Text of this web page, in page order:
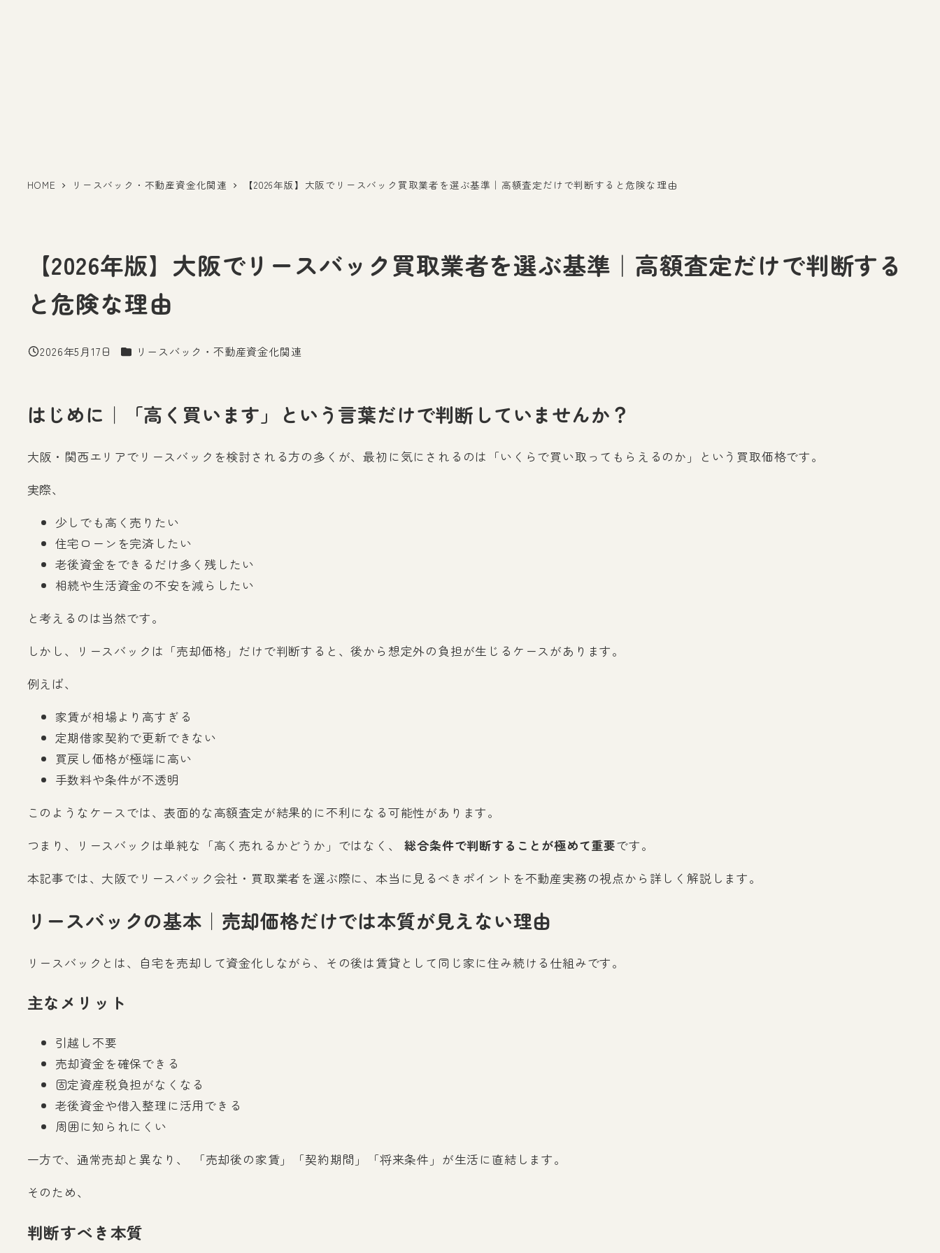
HOME リースバック・不動産資金化関連 【2026年版】大阪でリースバック買取業者を選ぶ基準｜高額査定だけで判断すると危険な理由
【2026年版】大阪でリースバック買取業者を選ぶ基準｜高額査定だけで判断する
と危険な理由
投稿日
2026年5月17日 カテゴリー
リースバック・不動産資金化関連
はじめに｜「高く買います」という言葉だけで判断していませんか？
大阪・関西エリアでリースバックを検討される方の多くが、最初に気にされるのは「いくらで買い取ってもらえるのか」という買取価格です。
実際、
少しでも高く売りたい
住宅ローンを完済したい
老後資金をできるだけ多く残したい
相続や生活資金の不安を減らしたい
と考えるのは当然です。
しかし、リースバックは「売却価格」だけで判断すると、後から想定外の負担が生じるケースがあります。
例えば、
家賃が相場より高すぎる
定期借家契約で更新できない
買戻し価格が極端に高い
手数料や条件が不透明
このようなケースでは、表面的な高額査定が結果的に不利になる可能性があります。
つまり、リースバックは単純な「高く売れるかどうか」ではなく、総合条件で判断することが極めて重要です。
本記事では、大阪でリースバック会社・買取業者を選ぶ際に、本当に見るべきポイントを不動産実務の視点から詳しく解説します。
リースバックの基本｜売却価格だけでは本質が見えない理由
リースバックとは、自宅を売却して資金化しながら、その後は賃貸として同じ家に住み続ける仕組みです。
主なメリット
引越し不要
売却資金を確保できる
固定資産税負担がなくなる
老後資金や借入整理に活用できる
周囲に知られにくい
一方で、通常売却と異なり、 「売却後の家賃」「契約期間」「将来条件」が生活に直結します。
そのため、
判断すべき本質